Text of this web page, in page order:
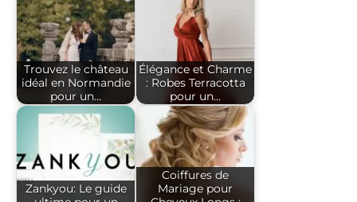
Trouvez le château
idéal en Normandie
pour un…
Élégance et Charme
: Robes Terracotta
pour un…
Zankyou: Le guide
Coiffures de
Mariage pour